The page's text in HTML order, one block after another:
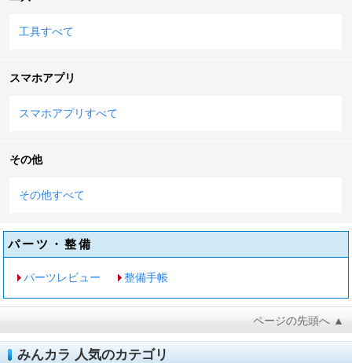
工具すべて
スマホアプリ
スマホアプリすべて
その他
その他すべて
パーツ・整備
パーツレビュー 整備手帳
ページの先頭へ ▲
みんカラ 人気のカテゴリ